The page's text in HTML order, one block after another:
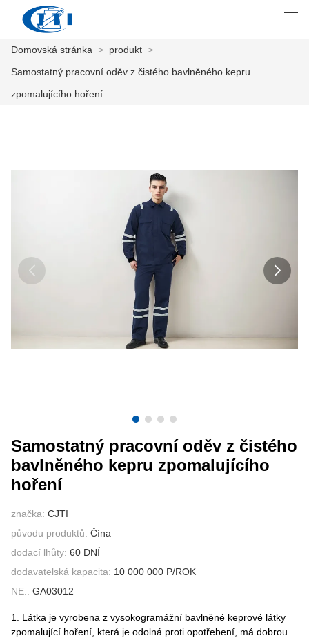
ZPRÁVY
PRŮMYSL
VIDEA
العربية česky
Domovská stránka > produkt >
Samostatný pracovní oděv z čistého bavlněného kepru
zpomalujícího hoření
Samostatný pracovní oděv z čistého
bavlněného kepru zpomalujícího
hoření
značka: CJTI
původu produktů: Čína
dodací lhůty: 60 DNÍ
dodavatelská kapacita: 10 000 000 P/ROK
NE.: GA03012
1. Látka je vyrobena z vysokogramážní bavlněné keprové látky
zpomalující hoření, která je odolná proti opotřebení, má dobrou